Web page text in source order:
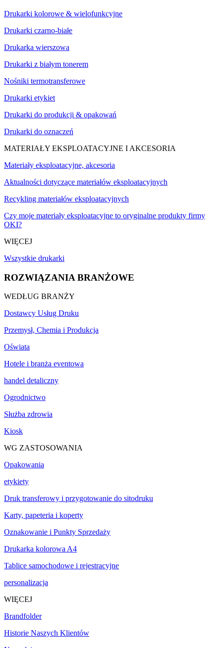
Drukarki kolorowe & wielofunkcyjne
Drukarki czarno-białe
Drukarka wierszowa
Drukarki z białym tonerem
Nośniki termotransferowe
Drukarki etykiet
Drukarki do produkcji & opakowań
Drukarki do oznaczeń
MATERIAŁY EKSPLOATACYJNE I AKCESORIA
Materiały eksploatacyjne, akcesoria
Aktualności dotyczące materiałów eksploatacyjnych
Recykling materiałów eksploatacyjnych
Czy moje materiały eksploatacyjne to oryginalne produkty firmy
OKI?
WIĘCEJ
Wszystkie drukarki
ROZWIĄZANIA BRANŻOWE
WEDŁUG BRANŻY
Dostawcy Usług Druku
Przemysł, Chemia i Produkcja
Oświata
Hotele i branża eventowa
handel detaliczny
Ogrodnictwo
Służba zdrowia
Kiosk
WG ZASTOSOWANIA
Opakowania
etykiety
Druk transferowy i przygotowanie do sitodruku
Karty, papeteria i koperty
Oznakowanie i Punkty Sprzedaży
Drukarka kolorowa A4
Tablice samochodowe i rejestracyjne
personalizacja
WIĘCEJ
Brandfolder
Historie Naszych Klientów